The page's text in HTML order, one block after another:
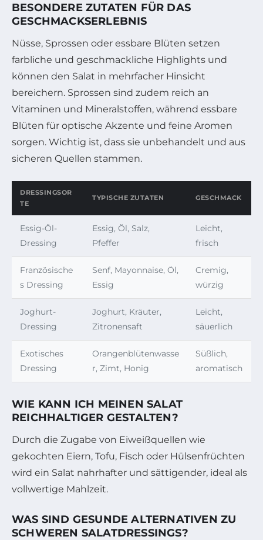
BESONDERE ZUTATEN FÜR DAS
GESCHMACKSERLEBNIS
Nüsse, Sprossen oder essbare Blüten setzen
farbliche und geschmackliche Highlights und
können den Salat in mehrfacher Hinsicht
bereichern. Sprossen sind zudem reich an
Vitaminen und Mineralstoffen, während essbare
Blüten für optische Akzente und feine Aromen
sorgen. Wichtig ist, dass sie unbehandelt und aus
sicheren Quellen stammen.
DRESSINGSOR
TE
TYPISCHE ZUTATEN GESCHMACK
Essig-Öl-
Dressing
Essig, Öl, Salz,
Pfeffer
Leicht,
frisch
Französische
s Dressing
Senf, Mayonnaise, Öl,
Essig
Cremig,
würzig
Joghurt-
Dressing
Joghurt, Kräuter,
Zitronensaft
Leicht,
säuerlich
Exotisches
Dressing
Orangenblütenwasse
r, Zimt, Honig
Süßlich,
aromatisch
WIE KANN ICH MEINEN SALAT
REICHHALTIGER GESTALTEN?
Durch die Zugabe von Eiweißquellen wie
gekochten Eiern, Tofu, Fisch oder Hülsenfrüchten
wird ein Salat nahrhafter und sättigender, ideal als
vollwertige Mahlzeit.
WAS SIND GESUNDE ALTERNATIVEN ZU
SCHWEREN SALATDRESSINGS?